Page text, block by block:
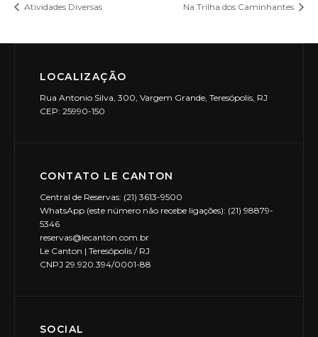
Atividades Diversas Na Trilha dos Caminhantes
LOCALIZAÇÃO
Rua Antonio Silva, 300, Vargem Grande, Teresópolis, RJ
CEP: 25990-150
CONTATO LE CANTON
Central de Reservas: (21) 3613-9500
WhatsApp (este número não recebe ligações): (21) 98879-
5346
reservas@lecanton.com.br
Le Canton | Teresópolis / RJ
CNPJ 29.920.394/0001-88
SOCIAL